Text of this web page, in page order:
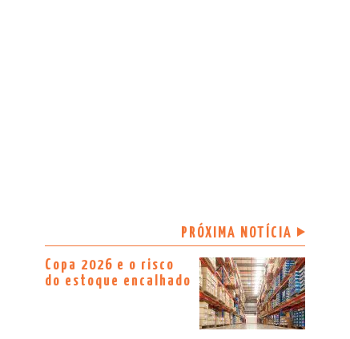
PRÓXIMA NOTÍCIA
Copa 2026 e o risco
do estoque encalhado